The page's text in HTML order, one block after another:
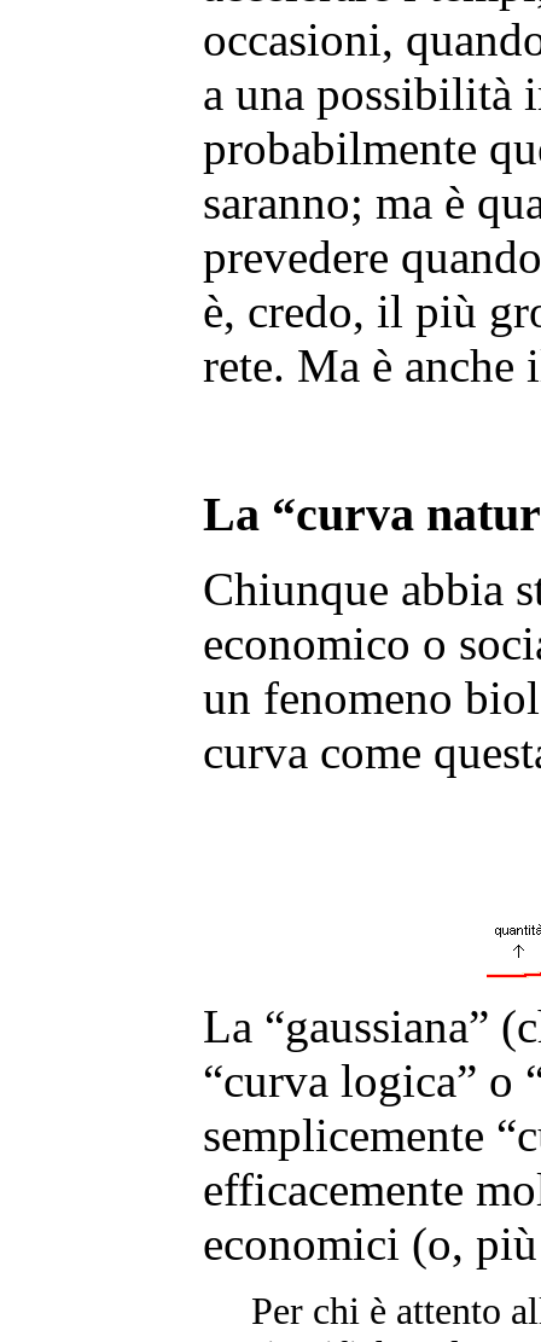
occasioni,
a una possibilità
probabilmente
saranno; ma è
prevedere
è, credo, il più
rete. Ma è anche
La “curva
Chiunque abbia
economico o
un fenomeno
curva come
La “gaussiana”
“curva logica” o
semplicemente
efficacemente
economici (o,
Per chi è attento